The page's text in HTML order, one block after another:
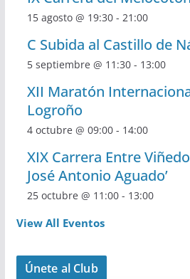
15 agosto @ 19:30- 21:00
C Subida al Castillo de
5 septiembre @ 11:30- 13:00
XII Maratón
Logroño
4 octubre @ 09:00- 14:00
XIX Carrera Entre
José Antonio Aguado’
25 octubre @ 11:00- 13:00
View All Eventos
Únete al Club